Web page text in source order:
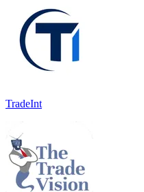
TradeInt